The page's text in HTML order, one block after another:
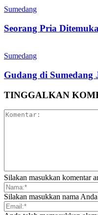
Sumedang
Seorang Pria
Sumedang
Gudang di
TINGGALKAN
Silakan masukkan komentar
Silakan masukkan nama